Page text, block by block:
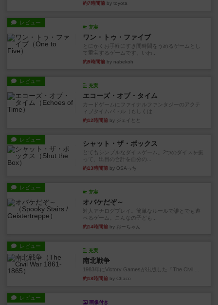
約7時間前 by toyota
レビュー
充実
ワン・トゥ・ファイブ
とにかくお手軽にすき間時間をうめるゲームとし
て重宝するゲームです。いわ...
約9時間前 by nabekoh
レビュー
充実
エコーズ・オブ・タイム
カードゲームにファイナルファンタジーのアクテ
ィブタイムバトル（もしくは...
約12時間前 by ジェイとと
レビュー シャット・ザ・ボックス
とてもシンプルなダイスゲーム。2つのダイスを振
って、出目の合計を自分の...
約13時間前 by OSAっち
レビュー
充実
オバケだぞ～
対人アナログプレイ。簡単なルールで誰とでも遊
べるゲーム。こんなの子ども...
約14時間前 by おーちゃん
レビュー
充実
南北戦争
1983年にVictory Gamesが出版した『The Civil ...
約18時間前 by Chaco
レビュー
画像付き